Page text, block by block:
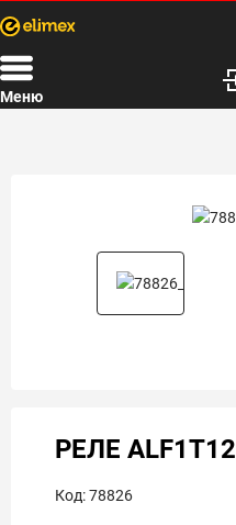
Меню
РЕЛЕ ALF1T12
Код:78826